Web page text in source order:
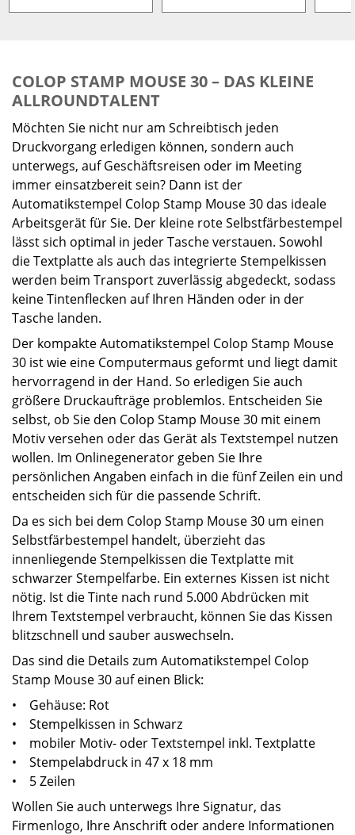
COLOP STAMP MOUSE 30 – DAS KLEINE
ALLROUNDTALENT
Möchten Sie nicht nur am Schreibtisch jeden
Druckvorgang erledigen können, sondern auch
unterwegs, auf Geschäftsreisen oder im Meeting
immer einsatzbereit sein? Dann ist der
Automatikstempel Colop Stamp Mouse 30 das ideale
Arbeitsgerät für Sie. Der kleine rote Selbstfärbestempel
lässt sich optimal in jeder Tasche verstauen. Sowohl
die Textplatte als auch das integrierte Stempelkissen
werden beim Transport zuverlässig abgedeckt, sodass
keine Tintenflecken auf Ihren Händen oder in der
Tasche landen.
Der kompakte Automatikstempel Colop Stamp Mouse
30 ist wie eine Computermaus geformt und liegt damit
hervorragend in der Hand. So erledigen Sie auch
größere Druckaufträge problemlos. Entscheiden Sie
selbst, ob Sie den Colop Stamp Mouse 30 mit einem
Motiv versehen oder das Gerät als Textstempel nutzen
wollen. Im Onlinegenerator geben Sie Ihre
persönlichen Angaben einfach in die fünf Zeilen ein und
entscheiden sich für die passende Schrift.
Da es sich bei dem Colop Stamp Mouse 30 um einen
Selbstfärbestempel handelt, überzieht das
innenliegende Stempelkissen die Textplatte mit
schwarzer Stempelfarbe. Ein externes Kissen ist nicht
nötig. Ist die Tinte nach rund 5.000 Abdrücken mit
Ihrem Textstempel verbraucht, können Sie das Kissen
blitzschnell und sauber auswechseln.
Das sind die Details zum Automatikstempel Colop
Stamp Mouse 30 auf einen Blick:
• Gehäuse: Rot
• Stempelkissen in Schwarz
• mobiler Motiv- oder Textstempel inkl. Textplatte
• Stempelabdruck in 47 x 18 mm
• 5 Zeilen
Wollen Sie auch unterwegs Ihre Signatur, das
Firmenlogo, Ihre Anschrift oder andere Informationen